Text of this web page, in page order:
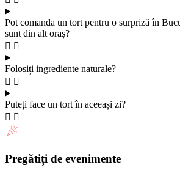
Pot comanda un tort pentru o surpriză în
sunt din alt oraș?
Folosiți ingrediente naturale?
Puteți face un tort în aceeași zi?
Pregătiți de evenimente